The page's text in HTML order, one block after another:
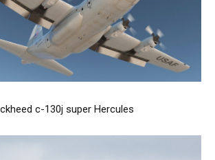
c-130j super Hercules